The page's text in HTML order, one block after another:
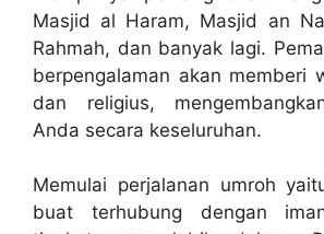
Masjid al Haram, Masjid an
Rahmah, dan banyak lagi.
berpengalaman akan memberi
dan religius,
Anda secara keseluruhan.
Memulai perjalanan umroh
buat terhubung dengan